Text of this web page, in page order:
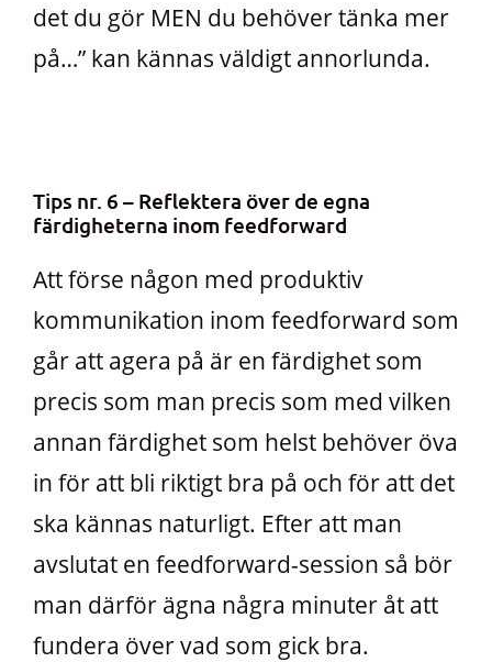
det du gör MEN du behöver tänka mer
på…” kan kännas väldigt annorlunda.
Tips nr. 6 – Reflektera över de egna
färdigheterna inom feedforward
Att förse någon med produktiv
kommunikation inom feedforward som
går att agera på är en färdighet som
precis som man precis som med vilken
annan färdighet som helst behöver öva
in för att bli riktigt bra på och för att det
ska kännas naturligt. Efter att man
avslutat en feedforward-session så bör
man därför ägna några minuter åt att
fundera över vad som gick bra.